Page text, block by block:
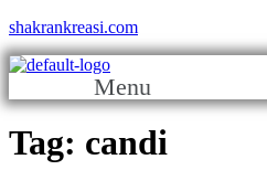
shakrankreasi.com
Menu
Tag: candi